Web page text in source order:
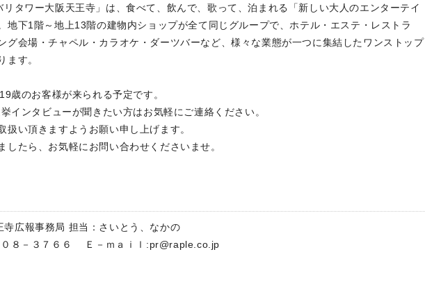
リタワー大阪天王寺」は、食べて、飲んで、歌って、泊まれる「新しい大人のエンターテイ
地下1階～地上13階の建物内ショップが全て同じグループで、ホテル・エステ・レストラ
グ会場・チャペル・カラオケ・ダーツバーなど、様々な業態が一つに集結したワンストップ
ます。
歳のお客様が来られる予定です。
インタビューが聞きたい方はお気軽にご連絡ください。
扱い頂きますようお願い申し上げます。
したら、お気軽にお問い合わせくださいませ。
寺広報事務局 担当：さいとう、なかの
０８－３７６６ Ｅ－ｍａｉｌ:pr@raple.co.jp